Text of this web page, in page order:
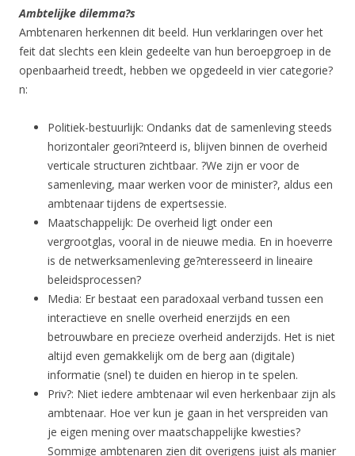
Ambtelijke dilemma?s
Ambtenaren herkennen dit beeld. Hun verklaringen over het
feit dat slechts een klein gedeelte van hun beroepgroep in de
openbaarheid treedt, hebben we opgedeeld in vier categorie?
n:
Politiek-bestuurlijk: Ondanks dat de samenleving steeds
horizontaler geori?nteerd is, blijven binnen de overheid
verticale structuren zichtbaar. ?We zijn er voor de
samenleving, maar werken voor de minister?, aldus een
ambtenaar tijdens de expertsessie.
Maatschappelijk: De overheid ligt onder een
vergrootglas, vooral in de nieuwe media. En in hoeverre
is de netwerksamenleving ge?nteresseerd in lineaire
beleidsprocessen?
Media: Er bestaat een paradoxaal verband tussen een
interactieve en snelle overheid enerzijds en een
betrouwbare en precieze overheid anderzijds. Het is niet
altijd even gemakkelijk om de berg aan (digitale)
informatie (snel) te duiden en hierop in te spelen.
Priv?: Niet iedere ambtenaar wil even herkenbaar zijn als
ambtenaar. Hoe ver kun je gaan in het verspreiden van
je eigen mening over maatschappelijke kwesties?
Sommige ambtenaren zien dit overigens juist als manier